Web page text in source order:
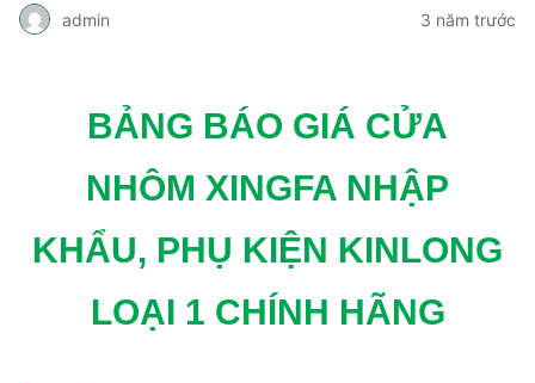
admin 3 năm trước
BẢNG BÁO GIÁ CỬA
NHÔM XINGFA NHẬP
KHẨU, PHỤ KIỆN KINLONG
LOẠI 1 CHÍNH HÃNG